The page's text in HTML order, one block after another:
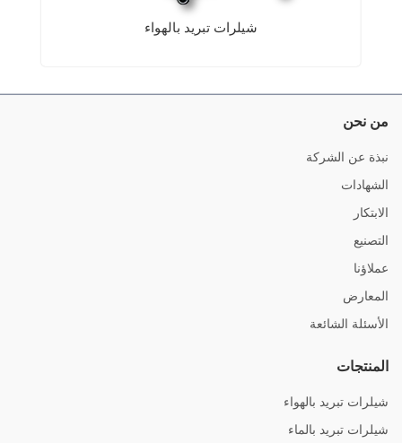
شيلرات تبريد بالهواء
من نحن
نبذة عن الشركة
الشهادات
الابتكار
التصنيع
عملاؤنا
المعارض
الأسئلة الشائعة
المنتجات
شيلرات تبريد بالهواء
شيلرات تبريد بالماء